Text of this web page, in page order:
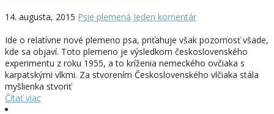
14. augusta, 2015 Psie plemená Jeden komentár
Ide o relatívne nové plemeno psa, priťahuje však pozornosť všade,
kde sa objaví. Toto plemeno je výsledkom československého
experimentu z roku 1955, a to kríženia nemeckého ovčiaka s
karpatskými vlkmi. Za stvorením Československého vlčiaka stála
myšlienka stvoriť
Čítať viac